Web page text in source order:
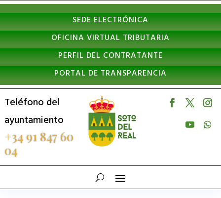
Nota:
este
sitio
web
incluye
un
sistema
de
accesibilidad.
SEDE ELECTRÓNICA
OFICINA VIRTUAL TRIBUTARIA
PERFIL DEL CONTRATANTE
PORTAL DE TRANSPARENCIA
Teléfono del
ayuntamiento
+34 91 847 60
04